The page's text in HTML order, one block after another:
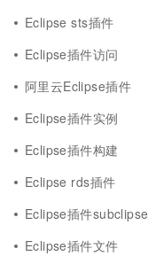
Eclipse sts插件
Eclipse插件访问
阿里云Eclipse插件
Eclipse插件实例
Eclipse插件构建
Eclipse rds插件
Eclipse插件subclipse
Eclipse插件文件